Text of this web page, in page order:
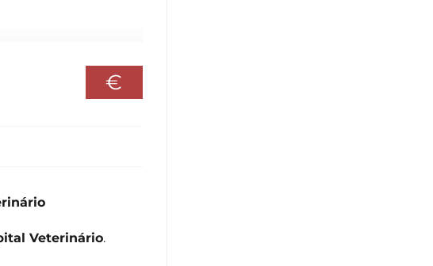
€
Veterinário.